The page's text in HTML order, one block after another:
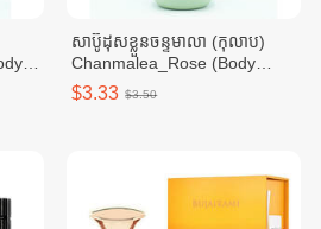
សាប៊ូដុសខ្លួនចន្ទមាលា (កុលាប)
Chanmalea_Rose (Body
Wash) 10btl/Carton
$3.33 $3.50